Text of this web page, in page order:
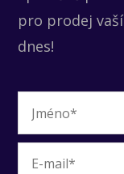
pro prodej
dnes!